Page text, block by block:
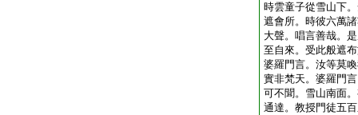
時雲童子從雪山下
遮會所。時彼六萬
大聲。唱言善哉。
至自來。受此般遮
婆羅門言。汝等莫
實非梵天。婆羅門
可不聞。雪山南面
通達。教授門徒五